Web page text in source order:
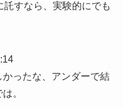
すなら、実験的にでも
ったな、アンダーで結
。